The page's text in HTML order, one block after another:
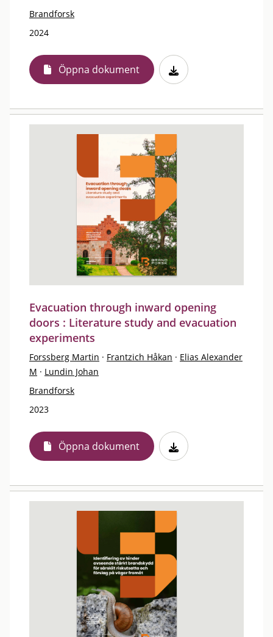
Brandforsk
2024
Öppna dokument
Evacuation through inward opening
doors : Literature study and evacuation
experiments
Forssberg Martin · Frantzich Håkan · Elias Alexander
M · Lundin Johan
Brandforsk
2023
Öppna dokument